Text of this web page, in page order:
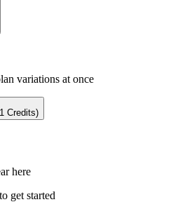
variations at once
Credits)
here
get started